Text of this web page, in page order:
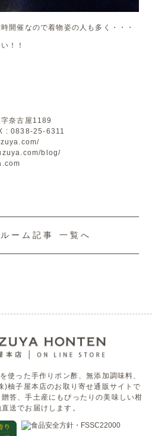
開催なので着物姿の人も多く・・・
！！
奈古屋1189
: 0838-25-6311
blog/
ーム記事 一覧へ
使った手作りポン酢、無添加調味料、
)柚子屋本店のお取り寄せ通販サイトで
答、手土産にもぴったりの美味しい柑
送でお届けします。